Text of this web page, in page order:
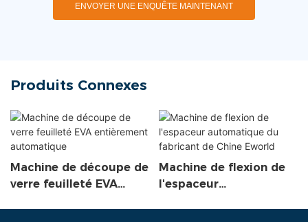
ENVOYER UNE ENQUÊTE MAINTENANT
Produits Connexes
Machine de découpe de
verre feuilleté EVA
Machine de flexion de
l'espaceur